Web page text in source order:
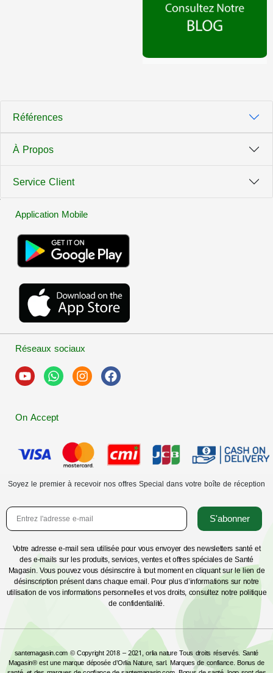
Références
À Propos
Service Client
Application Mobile
Réseaux sociaux
On Accept
Soyez le premier à recevoir nos offres Special dans votre boîte de réception
S'abonner
Votre adresse e-mail sera utilisée pour vous envoyer des newsletters santé et
des e-mails sur les produits, services, ventes et offres spéciales de Santé
Magasin. Vous pouvez vous désinscrire à tout moment en cliquant sur le lien de
désinscription présent dans chaque email. Pour plus d’informations sur notre
utilisation de vos informations personnelles et vos droits, consultez notre politique
de confidentialité.
santemagasin.com © Copyright 2018 – 2021, orlia nature Tous droits réservés. Santé
Magasin® est une marque déposée d’Orlia Nature, sarl. Marques de confiance. Bonus de